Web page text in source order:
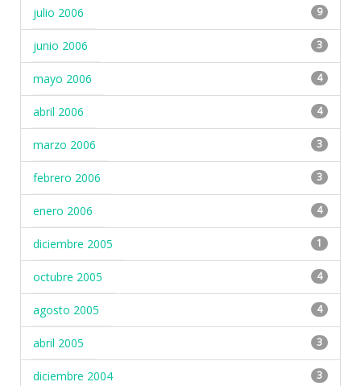
julio 2006 9
junio 2006 3
mayo 2006 4
abril 2006 4
marzo 2006 3
febrero 2006 3
enero 2006 4
diciembre 2005 1
octubre 2005 4
agosto 2005 4
abril 2005 3
diciembre 2004 3